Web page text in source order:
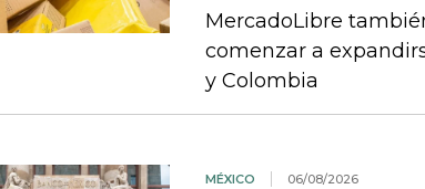
MercadoLibre
comenzar a
y Colombia
MÉXICO 06/08/2026